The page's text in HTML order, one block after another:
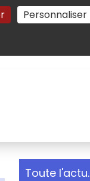
Personnaliser
cookies
Toute l'actu.